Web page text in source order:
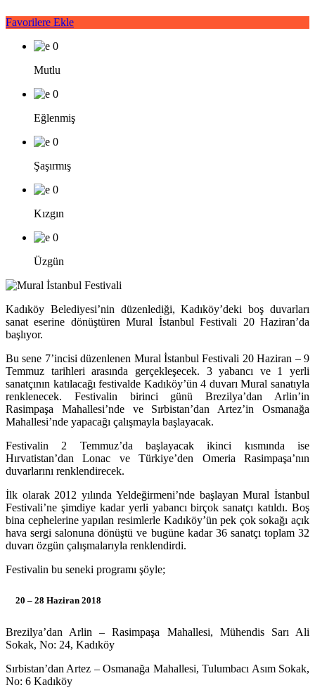
Favorilere Ekle
0
Mutlu
0
Eğlenmiş
0
Şaşırmış
0
Kızgın
0
Üzgün
Kadıköy Belediyesi’nin düzenlediği, Kadıköy’deki boş duvarları
sanat eserine dönüştüren Mural İstanbul Festivali 20 Haziran’da
başlıyor.
Bu sene 7’incisi düzenlenen Mural İstanbul Festivali 20 Haziran – 9
Temmuz tarihleri arasında gerçekleşecek. 3 yabancı ve 1 yerli
sanatçının katılacağı festivalde Kadıköy’ün 4 duvarı Mural sanatıyla
renklenecek. Festivalin birinci günü Brezilya’dan Arlin’in
Rasimpaşa Mahallesi’nde ve Sırbistan’dan Artez’in Osmanağa
Mahallesi’nde yapacağı çalışmayla başlayacak.
Festivalin 2 Temmuz’da başlayacak ikinci kısmında ise
Hırvatistan’dan Lonac ve Türkiye’den Omeria Rasimpaşa’nın
duvarlarını renklendirecek.
İlk olarak 2012 yılında Yeldeğirmeni’nde başlayan Mural İstanbul
Festivali’ne şimdiye kadar yerli yabancı birçok sanatçı katıldı. Boş
bina cephelerine yapılan resimlerle Kadıköy’ün pek çok sokağı açık
hava sergi salonuna dönüştü ve bugüne kadar 36 sanatçı toplam 32
duvarı özgün çalışmalarıyla renklendirdi.
Festivalin bu seneki programı şöyle;
20 – 28 Haziran 2018
Brezilya’dan Arlin – Rasimpaşa Mahallesi, Mühendis Sarı Ali
Sokak, No: 24, Kadıköy
Sırbistan’dan Artez – Osmanağa Mahallesi, Tulumbacı Asım Sokak,
No: 6 Kadıköy